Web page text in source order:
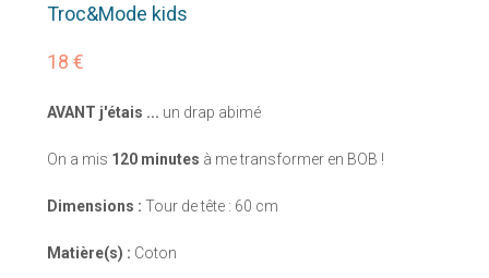
Troc&Mode kids
18 €
AVANT j'étais ... un drap abimé
On a mis 120 minutes à me transformer en BOB !
Dimensions : Tour de tête : 60 cm
Matière(s) : Coton